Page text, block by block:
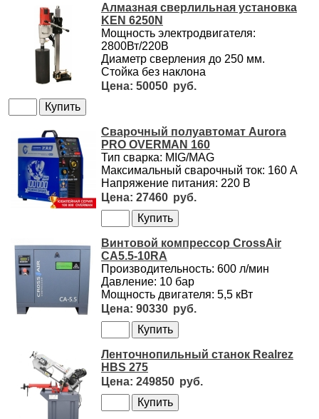
Алмазная сверлильная установка
KEN 6250N
Мощность электродвигателя:
2800Вт/220В
Диаметр сверления до 250 мм.
Стойка без наклона
50050
Сварочный полуавтомат Aurora
PRO OVERMAN 160
Тип сварка: MIG/MAG
Максимальный сварочный ток: 160 А
Напряжение питания: 220 В
27460
Винтовой компрессор CrossAir
CA5.5-10RA
Производительность: 600 л/мин
Давление: 10 бар
Мощность двигателя: 5,5 кВт
90330
Ленточнопильный станок Realrez
HBS 275
249850